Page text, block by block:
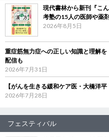
現代書林から新刊『こ
考塾の15人の医師や薬
2026年8月5日
重症筋無力症への正しい知識と理解
配信も
2026年7月31日
【がんを生きる緩和ケア医・大橋洋
2026年7月28日
フェスティバル